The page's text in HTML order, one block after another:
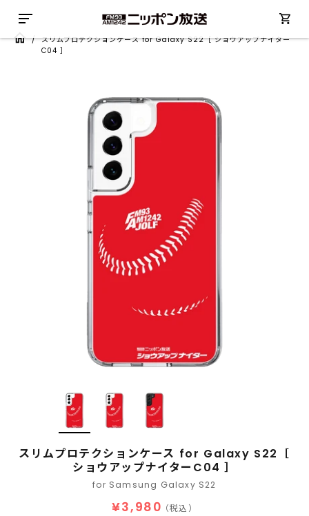
/スリムプロテクションケース for Galaxy S22［ ショウアップナイター
C04 ］
スリムプロテクションケース for Galaxy S22［
ショウアップナイターC04 ］
for Samsung Galaxy S22
¥3,980 （税込）